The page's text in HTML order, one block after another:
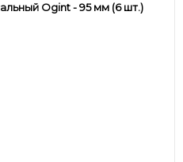
Ogint - 95 мм (6 шт.)